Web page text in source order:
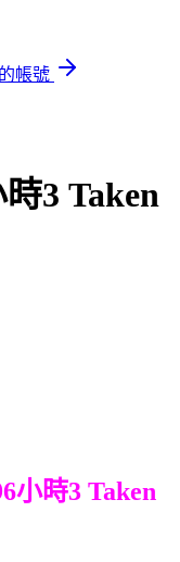
帳號
3 Taken
小時3 Taken